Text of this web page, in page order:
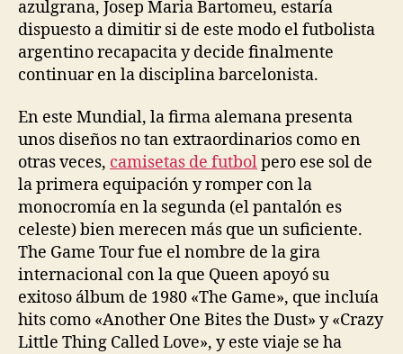
azulgrana, Josep Maria Bartomeu, estaría
dispuesto a dimitir si de este modo el futbolista
argentino recapacita y decide finalmente
continuar en la disciplina barcelonista.
En este Mundial, la firma alemana presenta
unos diseños no tan extraordinarios como en
otras veces, camisetas de futbolpero ese sol de
la primera equipación y romper con la
monocromía en la segunda (el pantalón es
celeste) bien merecen más que un suficiente.
The Game Tour fue el nombre de la gira
internacional con la que Queen apoyó su
exitoso álbum de 1980 «The Game», que incluía
hits como «Another One Bites the Dust» y «Crazy
Little Thing Called Love», y este viaje se ha